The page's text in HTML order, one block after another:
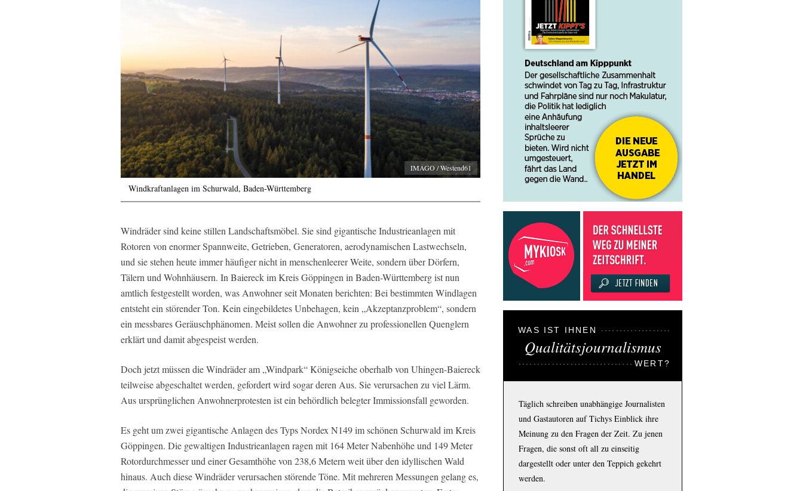
IMAGO / Westend61
Windkraftanlagen im Schurwald, Baden-Württemberg
Windräder sind keine stillen Landschaftsmöbel. Sie sind gigantische Industrieanlagen mit
Rotoren von enormer Spannweite, Getrieben, Generatoren, aerodynamischen Lastwechseln,
und sie stehen heute immer häufiger nicht in menschenleerer Weite, sondern über Dörfern,
Tälern und Wohnhäusern. In Baiereck im Kreis Göppingen in Baden-Württemberg ist nun
amtlich festgestellt worden, was Anwohner seit Monaten berichten: Bei bestimmten Windlagen
entsteht ein störender Ton. Kein eingebildetes Unbehagen, kein „Akzeptanzproblem“, sondern
ein messbares Geräuschphänomen. Meist sollen die Anwohner zu professionellen Quenglern
erklärt und damit abgespeist werden.
Doch jetzt müssen die Windräder am „Windpark“ Königseiche oberhalb von Uhingen-Baiereck
teilweise abgeschaltet werden, gefordert wird sogar deren Aus. Sie verursachen zu viel Lärm.
Aus ursprünglichen Anwohnerprotesten ist ein behördlich belegter Immissionsfall geworden.
Es geht um zwei gigantische Anlagen des Typs Nordex N149 im schönen Schurwald im Kreis
Göppingen. Die gewaltigen Industrieanlagen ragen mit 164 Meter Nabenhöhe und 149 Meter
Rotordurchmesser und einer Gesamthöhe von 238,6 Metern weit über den idyllischen Wald
hinaus. Auch diese Windräder verursachen störende Töne. Mit mehreren Messungen gelang es,
WAS IST IHNEN
Qualitätsjournalismus
WERT?
Täglich schreiben unabhängige Journalisten
und Gastautoren auf Tichys Einblick ihre
Meinung zu den Fragen der Zeit. Zu jenen
Fragen, die sonst oft all zu einseitig
dargestellt oder unter den Teppich gekehrt
werden.